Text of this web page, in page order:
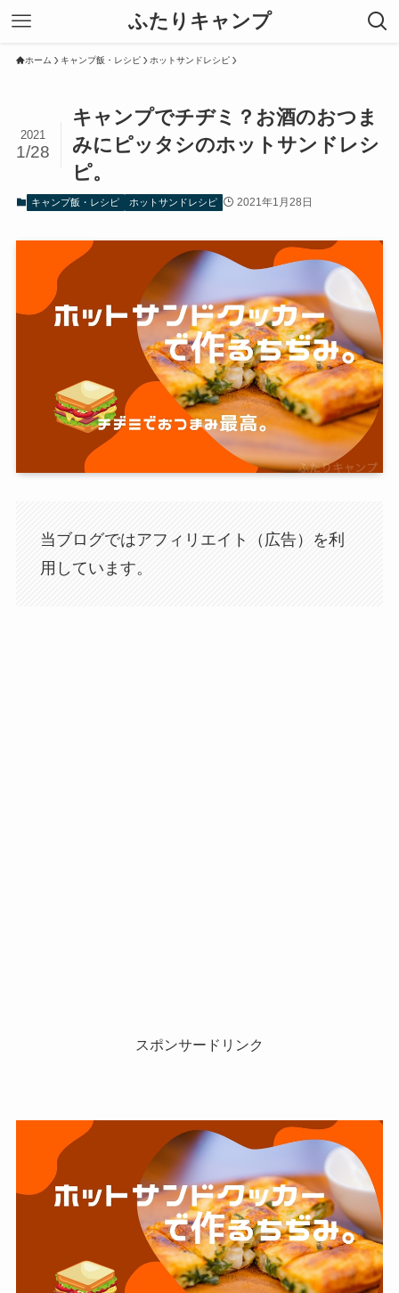
ふたりキャンプ
ホーム キャンプ飯・レシピ ホットサンドレシピ
キャンプでチヂミ？お酒のおつま
みにピッタシのホットサンドレシ
ピ。
2021
1/28
キャンプ飯・レシピ ホットサンドレシピ 2021年1月28日
当ブログではアフィリエイト（広告）を利
用しています。
スポンサードリンク